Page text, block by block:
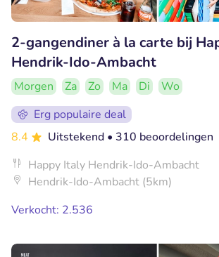
2-gangendiner à la carte bij
Hendrik-Ido-Ambacht
Morgen Za Zo Ma Di
Wo
Erg populaire deal
8.4
Uitstekend • 310 beoordelingen
Happy Italy Hendrik-Ido-Ambacht
Hendrik-Ido-Ambacht (5km)
Verkocht: 2.536